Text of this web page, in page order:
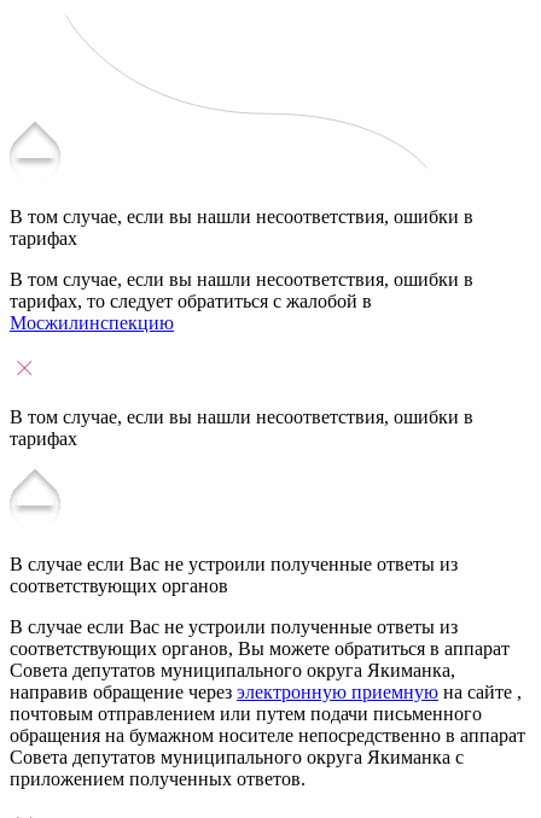
В том случае, если вы нашли несоответствия, ошибки в
тарифах
В том случае, если вы нашли несоответствия, ошибки в
тарифах, то следует обратиться с жалобой в
Мосжилинспекцию
В том случае, если вы нашли несоответствия, ошибки в
тарифах
В случае если Вас не устроили полученные ответы из
соответствующих органов
В случае если Вас не устроили полученные ответы из
соответствующих органов, Вы можете обратиться в аппарат
Совета депутатов муниципального округа Якиманка,
направив обращение через электронную приемную на сайте ,
почтовым отправлением или путем подачи письменного
обращения на бумажном носителе непосредственно в аппарат
Совета депутатов муниципального округа Якиманка с
приложением полученных ответов.